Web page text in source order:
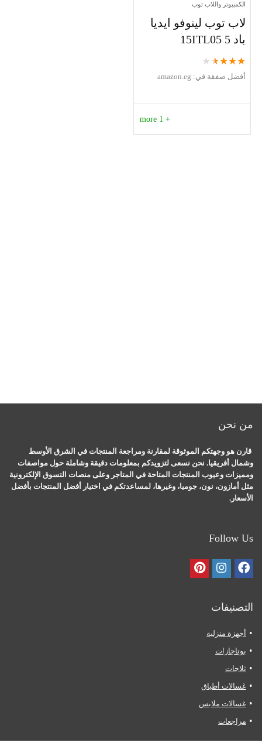
الكمبيوتر واللاب توب
لاب توب لينوفو ايديا
باد 5 15ITL05
★
★
★
★
★
أفضل صفقة في: amazon.eg
+ 1 more
من نحن
قارن هو وجهتكم الموثوقة لمقارنة ومراجعة المنتجات في الشرق الأوسط
وشمال أفريقيا. نحن نسعى لتزويدكم بمعلومات دقيقة وشاملة حول مواصفات
ومميزات وعيوب المنتجات المتاحة في المتاجر وعلى منصات التسوق الإلكترونية
مثل أمازون، نون، جوميا، وغيرها، لمساعدتكم في اختيار أفضل المنتجات بأفضل
الأسعار.
Follow Us
التصنيفات
أجهزة منزلية
بوتاجازات
ثلاجات
غسالات أطباق
غسالات ملابس
مراجعات